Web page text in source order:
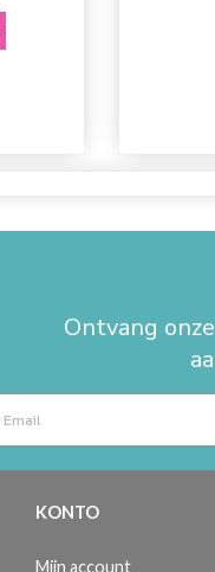
Ontvang
KONTO
Mijn account